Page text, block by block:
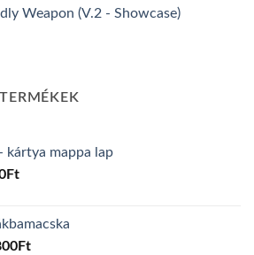
Weapon (V.2 - Showcase)
kártya mappa lap
FtCurrent
150Ft.
FtCurrent